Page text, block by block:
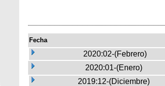
Fecha
2020:02-(Febrero)
2020:01-(Enero)
2019:12-(Diciembre)